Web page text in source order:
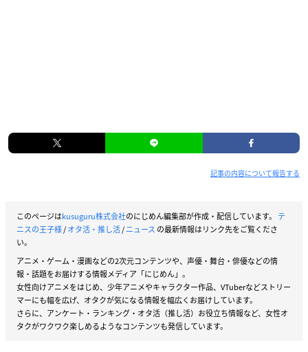
記事の内容について報告する
このページはkusuguru株式会社のにじめん編集部が作成・配信しています。 テ
ニスの王子様/オタ活・推し活/ニュース の最新情報はリンク先をご覧くださ
い。
アニメ・ゲーム・漫画などの2次元コンテンツや、声優・舞台・俳優などの情
報・話題をお届けする情報メディア「にじめん」。
女性向けアニメをはじめ、少年アニメやキャラクター作品、VTuberなどストリー
マーにも幅を広げ、オタクが気になる情報を幅広くお届けしています。
さらに、アンケート・ランキング・オタ活（推し活）お役立ち情報など、女性オ
タクがワクワク楽しめるようなコンテンツも発信しています。